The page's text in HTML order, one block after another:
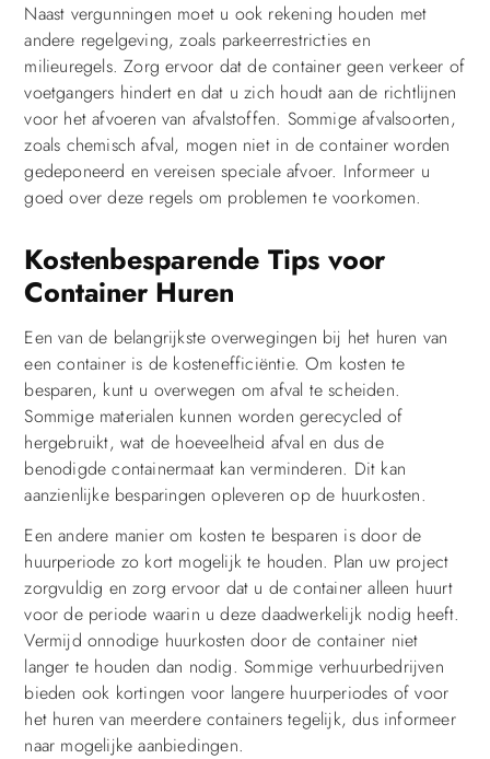
Naast vergunningen moet u ook rekening houden met
andere regelgeving, zoals parkeerrestricties en
milieuregels. Zorg ervoor dat de container geen verkeer of
voetgangers hindert en dat u zich houdt aan de richtlijnen
voor het afvoeren van afvalstoffen. Sommige afvalsoorten,
zoals chemisch afval, mogen niet in de container worden
gedeponeerd en vereisen speciale afvoer. Informeer u
goed over deze regels om problemen te voorkomen.
Kostenbesparende Tips voor
Container Huren
Een van de belangrijkste overwegingen bij het huren van
een container is de kostenefficiëntie. Om kosten te
besparen, kunt u overwegen om afval te scheiden.
Sommige materialen kunnen worden gerecycled of
hergebruikt, wat de hoeveelheid afval en dus de
benodigde containermaat kan verminderen. Dit kan
aanzienlijke besparingen opleveren op de huurkosten.
Een andere manier om kosten te besparen is door de
huurperiode zo kort mogelijk te houden. Plan uw project
zorgvuldig en zorg ervoor dat u de container alleen huurt
voor de periode waarin u deze daadwerkelijk nodig heeft.
Vermijd onnodige huurkosten door de container niet
langer te houden dan nodig. Sommige verhuurbedrijven
bieden ook kortingen voor langere huurperiodes of voor
het huren van meerdere containers tegelijk, dus informeer
naar mogelijke aanbiedingen.